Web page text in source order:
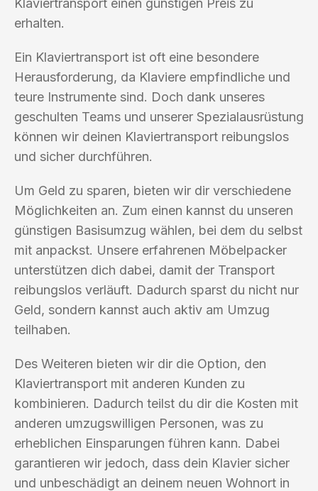
Klaviertransport einen günstigen Preis zu
erhalten.
Ein Klaviertransport ist oft eine besondere
Herausforderung, da Klaviere empfindliche und
teure Instrumente sind. Doch dank unseres
geschulten Teams und unserer Spezialausrüstung
können wir deinen Klaviertransport reibungslos
und sicher durchführen.
Um Geld zu sparen, bieten wir dir verschiedene
Möglichkeiten an. Zum einen kannst du unseren
günstigen Basisumzug wählen, bei dem du selbst
mit anpackst. Unsere erfahrenen Möbelpacker
unterstützen dich dabei, damit der Transport
reibungslos verläuft. Dadurch sparst du nicht nur
Geld, sondern kannst auch aktiv am Umzug
teilhaben.
Des Weiteren bieten wir dir die Option, den
Klaviertransport mit anderen Kunden zu
kombinieren. Dadurch teilst du dir die Kosten mit
anderen umzugswilligen Personen, was zu
erheblichen Einsparungen führen kann. Dabei
garantieren wir jedoch, dass dein Klavier sicher
und unbeschädigt an deinem neuen Wohnort in